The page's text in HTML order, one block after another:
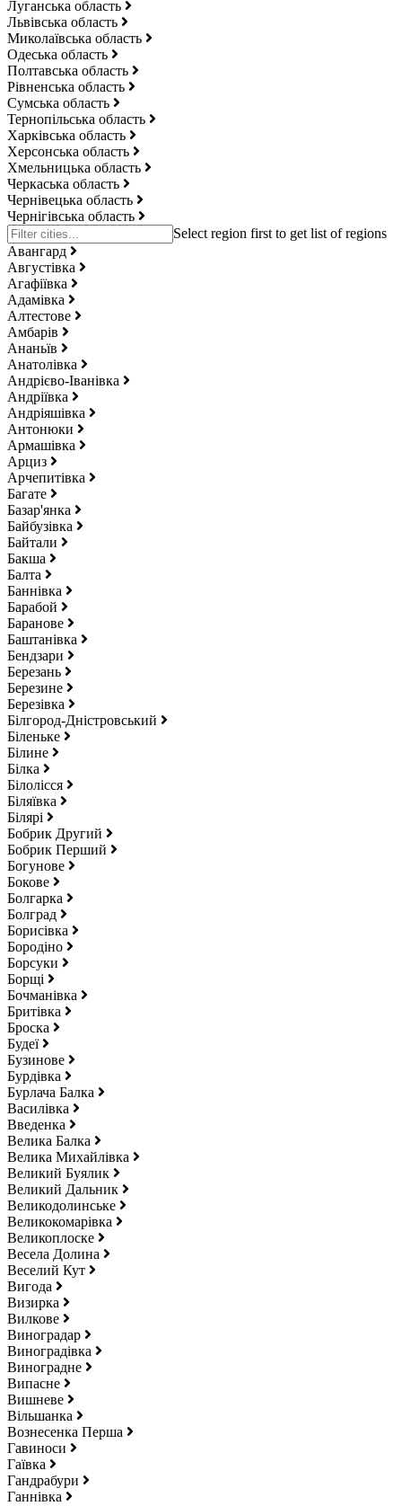
Луганська область
Львівська область
Миколаївська область
Одеська область
Полтавська область
Рівненська область
Сумська область
Тернопільська область
Харківська область
Херсонська область
Хмельницька область
Черкаська область
Чернівецька область
Чернігівська область
Авангард
Августівка
Агафіївка
Адамівка
Алтестове
Амбарів
Ананьїв
Анатолівка
Андрієво-Іванівка
Андріївка
Андріяшівка
Антонюки
Армашівка
Арциз
Арчепитівка
Багате
Базар'янка
Байбузівка
Байтали
Бакша
Балта
Баннівка
Барабой
Баранове
Баштанівка
Бендзари
Березань
Березине
Березівка
Білгород-Дністровський
Біленьке
Білине
Білка
Білолісся
Біляївка
Білярі
Бобрик Другий
Бобрик Перший
Богунове
Бокове
Болгарка
Болград
Борисівка
Бородіно
Борсуки
Борщі
Бочманівка
Бритівка
Броска
Будеї
Бузинове
Бурдівка
Бурлача Балка
Василівка
Введенка
Велика Балка
Велика Михайлівка
Великий Буялик
Великий Дальник
Великодолинське
Великокомарівка
Великоплоске
Весела Долина
Веселий Кут
Вигода
Визирка
Вилкове
Виноградар
Виноградівка
Виноградне
Випасне
Вишневе
Вільшанка
Вознесенка Перша
Гавиноси
Гаївка
Гандрабури
Ганнівка